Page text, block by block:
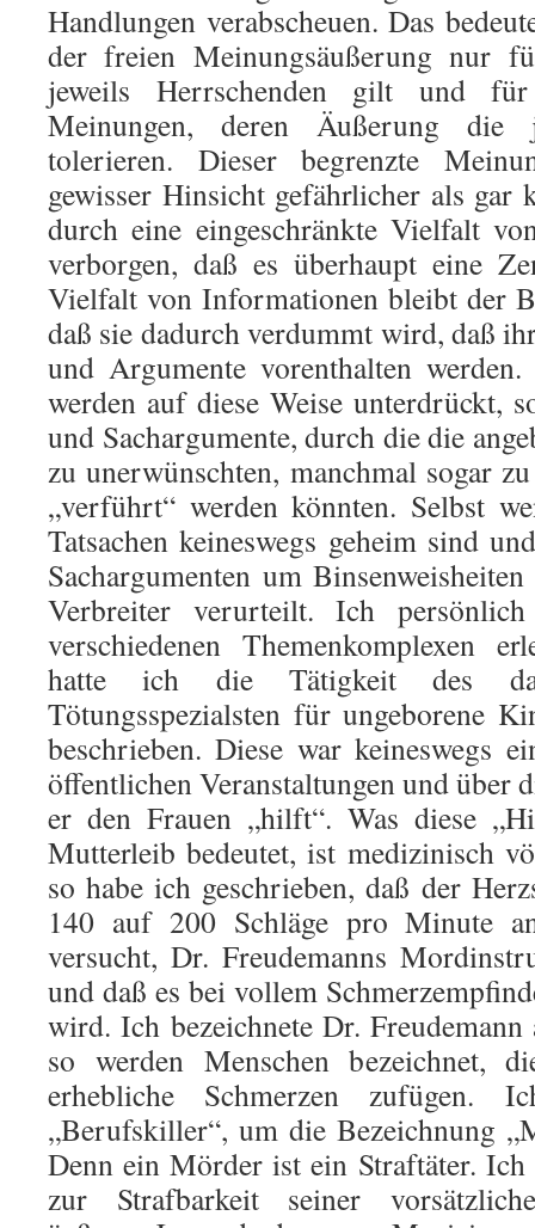
Handlungen verabscheuen. Das
der freien Meinungsäußerung nur
jeweils Herrschenden gilt und für
Meinungen, deren Äußerung die
tolerieren. Dieser begrenzte
gewisser Hinsicht gefährlicher als gar
durch eine eingeschränkte Vielfalt
verborgen, daß es überhaupt eine
Vielfalt von Informationen bleibt der
daß sie dadurch verdummt wird, daß
und Argumente vorenthalten
werden auf diese Weise unterdrückt,
und Sachargumente, durch die die
zu unerwünschten, manchmal sogar
„verführt“ werden könnten. Selbst
Tatsachen keineswegs geheim sind
Sachargumenten um
Verbreiter verurteilt. Ich
verschiedenen Themenkomplexen
hatte ich die Tätigkeit des
Tötungsspezialsten für ungeborene
beschrieben. Diese war keineswegs
öffentlichen Veranstaltungen und über
er den Frauen „hilft“. Was diese
Mutterleib bedeutet, ist medizinisch
so habe ich geschrieben, daß der
140 auf 200 Schläge pro Minute
versucht, Dr. Freudemanns
und daß es bei vollem
wird. Ich bezeichnete Dr.
so werden Menschen bezeichnet,
erhebliche Schmerzen zufügen.
„Berufskiller“, um die Bezeichnung
Denn ein Mörder ist ein Straftäter.
zur Strafbarkeit seiner